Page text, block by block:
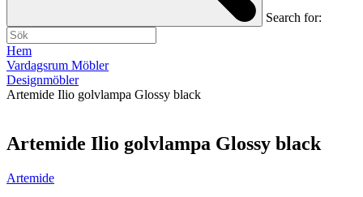
Search for:
Hem
Vardagsrum Möbler
Designmöbler
Artemide Ilio golvlampa Glossy black
Artemide Ilio golvlampa Glossy black
Artemide